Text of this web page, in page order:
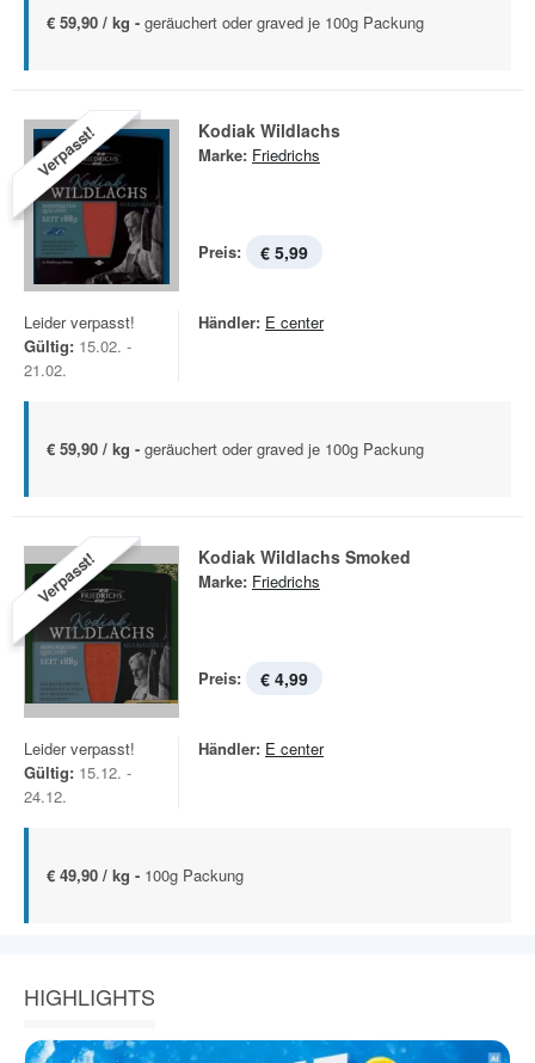
€ 59,90 / kg - geräuchert oder graved je 100g Packung
Verpasst! Kodiak Wildlachs
Marke: Friedrichs
Preis: € 5,99
Leider verpasst!
Gültig: 15.02. -
21.02.
Händler: E center
€ 59,90 / kg - geräuchert oder graved je 100g Packung
Verpasst! Kodiak Wildlachs Smoked
Marke: Friedrichs
Preis: € 4,99
Leider verpasst!
Gültig: 15.12. -
24.12.
Händler: E center
€ 49,90 / kg - 100g Packung
HIGHLIGHTS